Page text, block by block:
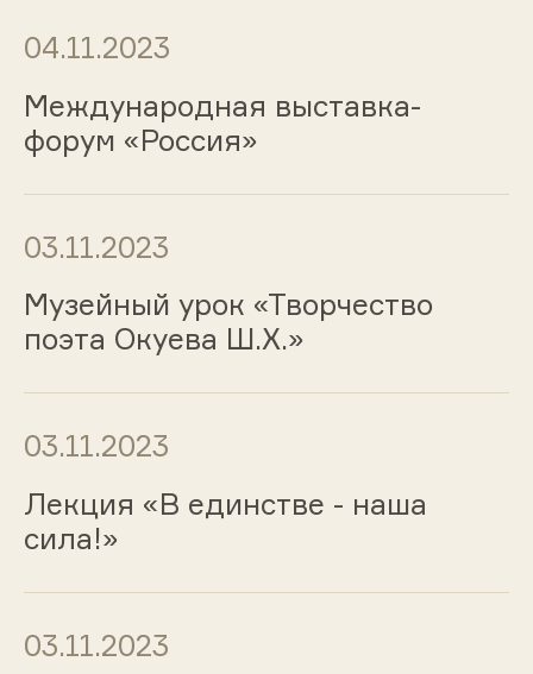
04.11.2023
Международная выставка-
форум «Россия»
03.11.2023
Музейный урок «Творчество
поэта Окуева Ш.Х.»
03.11.2023
Лекция «В единстве - наша
сила!»
03.11.2023